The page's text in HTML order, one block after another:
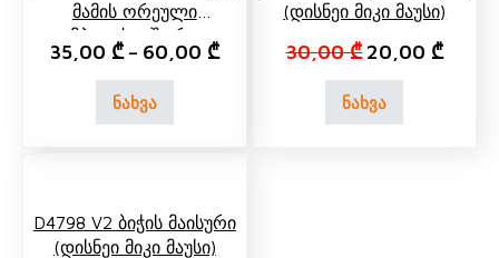
Მამის Ორეული
Კომპლექტი Შორტით
35,00 ₾– 60,00 ₾
ნახვა
(დისნეი Მიკი Მაუსი)
30,00₾ Original price
20,00 ₾
ნახვა
D4798 V2 Ბიჭის Მაისური
(დისნეი Მიკი Მაუსი)